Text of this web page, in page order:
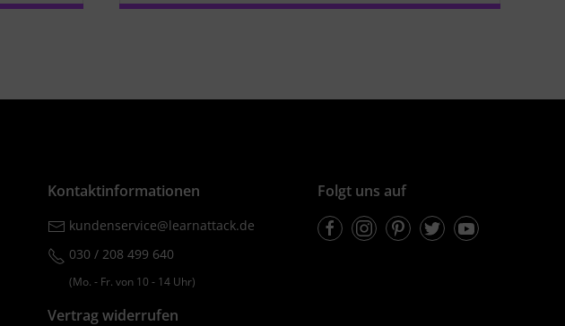
Kontaktinformationen
kundenservice@learnattack.de
030 / 208 499 640
(Mo. ‐ Fr. von 10 ‐ 14 Uhr)
Vertrag widerrufen
Folgt uns auf
FacebookInstagramPinterestTwitterYoutube